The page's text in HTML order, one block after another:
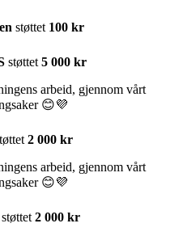
støttet 100 kr
støttet 5 000 kr
arbeid, gjennom vårt
😊💜
2 000 kr
arbeid, gjennom vårt
😊💜
støttet 2 000 kr